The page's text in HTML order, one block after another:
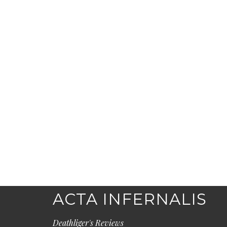
ACTA INFERNALIS
Deathliger's Reviews